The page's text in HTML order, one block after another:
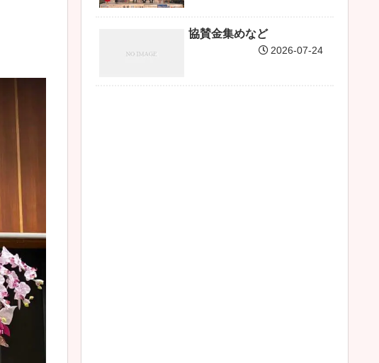
協賛金集めなど
2026-07-24